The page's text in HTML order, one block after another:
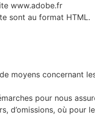
www.adobe.fr
sont au format HTML.
moyens
pour nous
d’omissions, où